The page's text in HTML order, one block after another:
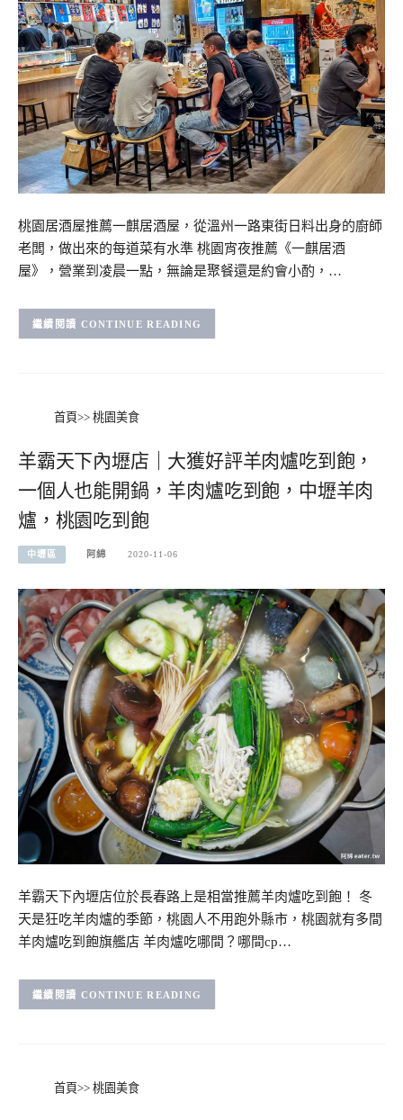
桃園居酒屋推薦一麒居酒屋，從溫州一路東街日料出身的廚師
老闆，做出來的每道菜有水準 桃園宵夜推薦《一麒居酒
屋》，營業到凌晨一點，無論是聚餐還是約會小酌，…
CONTINUE READING
首頁>> 桃園美食
羊霸天下內壢店｜大獲好評羊肉爐吃到飽，
一個人也能開鍋，羊肉爐吃到飽，中壢羊肉
爐，桃園吃到飽
中壢區 阿綿 2020-11-06
羊霸天下內壢店位於長春路上是相當推薦羊肉爐吃到飽！ 冬
天是狂吃羊肉爐的季節，桃園人不用跑外縣市，桃園就有多間
羊肉爐吃到飽旗艦店 羊肉爐吃哪間？哪間cp…
CONTINUE READING
首頁>> 桃園美食